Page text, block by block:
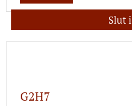
Slut
G2H7